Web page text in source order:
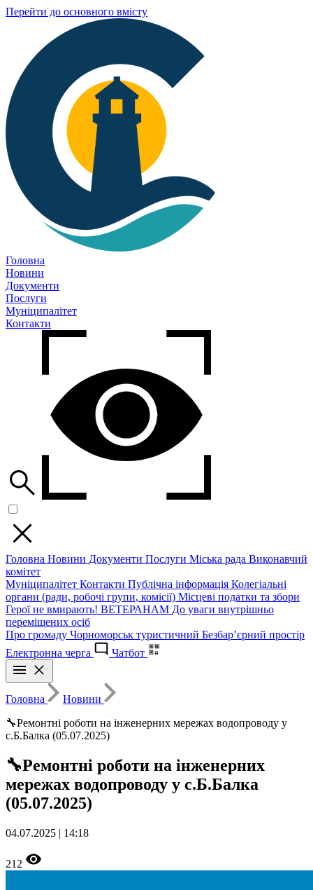
Перейти до основного вмісту
Головна
Новини
Документи
Послуги
Муніципалітет
Контакти
Головна Новини Документи Послуги Міська рада Виконавчий
комітет
Муніципалітет Контакти Публічна інформація Колегіальні
органи (ради, робочі групи, комісії) Місцеві податки та збори
Герої не вмирають! ВЕТЕРАНАМ До уваги внутрішньо
переміщених осіб
Про громаду Чорноморськ туристичний Безбар’єрний простір
Електронна черга
Чатбот
Головна
Новини
🔧Ремонтні роботи на інженерних мережах водопроводу у
с.Б.Балка (05.07.2025)
🔧Ремонтні роботи на інженерних
мережах водопроводу у с.Б.Балка
(05.07.2025)
04.07.2025 | 14:18
212